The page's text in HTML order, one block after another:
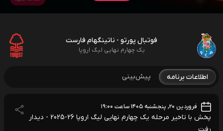
فوتبال پورتو - ناتینگهام فارست
یک چهارم نهایی لیگ اروپا
اطلاعات برنامه پیش‌بینی
فروردین ۲۰, پنجشنبه ۱۴۰۵ ساعت ۱۹:۰۰
پخش با تاخیر مرحله یک چهارم نهایی لیگ اروپا 26-2025 - دیدار